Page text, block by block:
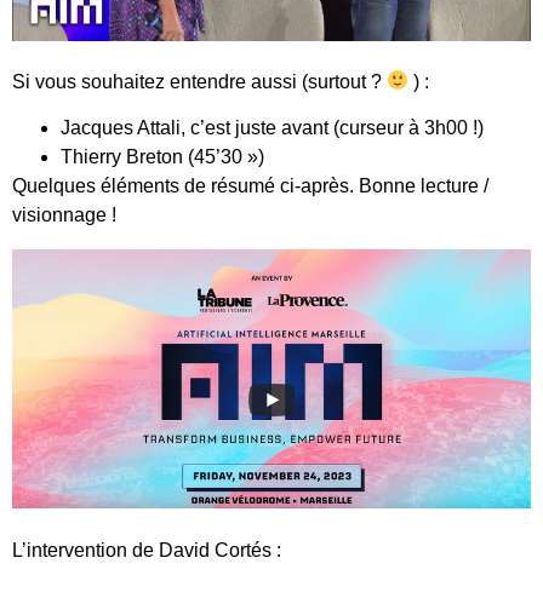
Si vous souhaitez entendre aussi (surtout ? ) :
Jacques Attali, c’est juste avant (curseur à 3h00 !)
Thierry Breton (45’30 »)
Quelques éléments de résumé ci-après. Bonne lecture /
visionnage !
L’intervention de David Cortés :